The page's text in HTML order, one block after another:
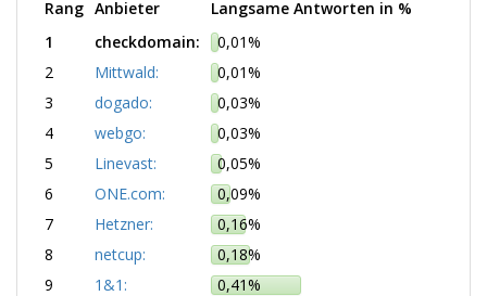
Rang Anbieter
Langsame Antworten in %
1
checkdomain:
0,01%
2
Mittwald:
0,01%
3
dogado:
0,03%
4
webgo:
0,03%
5
Linevast:
0,05%
6
ONE.com:
0,09%
7
Hetzner:
0,16%
8
netcup:
0,18%
9
1&1:
0,41%